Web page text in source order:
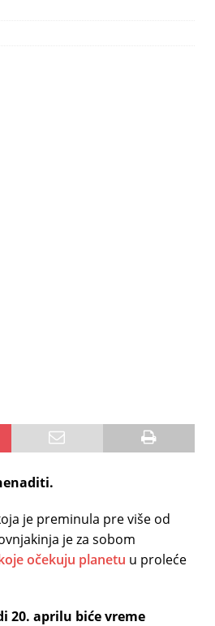
je preminula pre više od
je za sobom
očekuju planetu u proleće
20. aprilu biće vreme